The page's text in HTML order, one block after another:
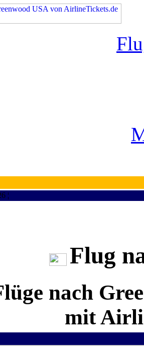
¦
Flug
nach
mit